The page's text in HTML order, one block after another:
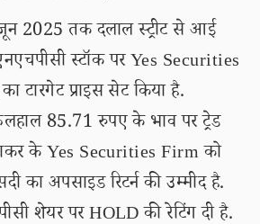
2025 तक दलाल स्ट्रीट से आई
स्टॉक पर Yes Securities
टारगेट प्राइस सेट किया है.
85.71 रुपए के भाव पर ट्रेड
के Yes Securities Firm को
का अपसाइड रिटर्न की उम्मीद है.
शेयर पर HOLD की रेटिंग दी है.